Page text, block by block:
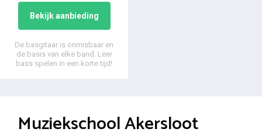
Bekijk aanbieding
De basgitaar is onmisbaar en
de basis van elke band. Leer
bass spelen in een korte tijd!
Muziekschool Akersloot